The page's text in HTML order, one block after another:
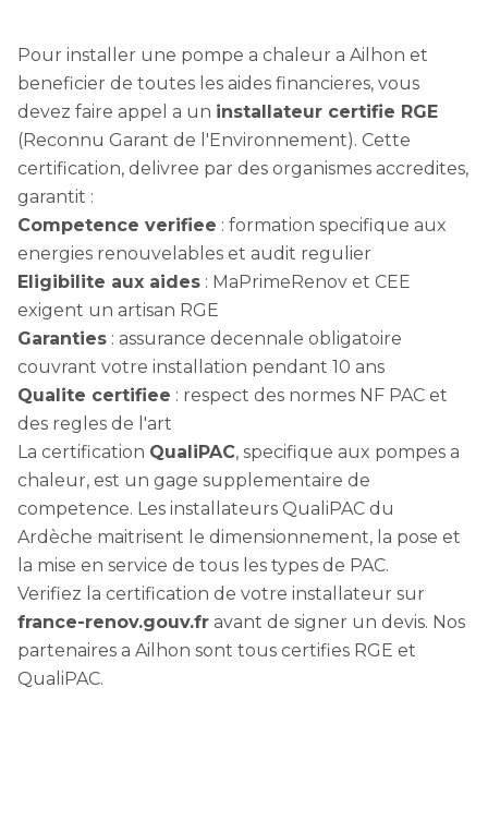
Pour installer une pompe a chaleur a Ailhon et
beneficier de toutes les aides financieres, vous
devez faire appel a un installateur certifie RGE
(Reconnu Garant de l'Environnement). Cette
certification, delivree par des organismes accredites,
garantit :
Competence verifiee : formation specifique aux
energies renouvelables et audit regulier
Eligibilite aux aides : MaPrimeRenov et CEE
exigent un artisan RGE
Garanties : assurance decennale obligatoire
couvrant votre installation pendant 10 ans
Qualite certifiee : respect des normes NF PAC et
des regles de l'art
La certification QualiPAC, specifique aux pompes a
chaleur, est un gage supplementaire de
competence. Les installateurs QualiPAC du
Ardèche maitrisent le dimensionnement, la pose et
la mise en service de tous les types de PAC.
Verifiez la certification de votre installateur sur
france-renov.gouv.fr avant de signer un devis. Nos
partenaires a Ailhon sont tous certifies RGE et
QualiPAC.